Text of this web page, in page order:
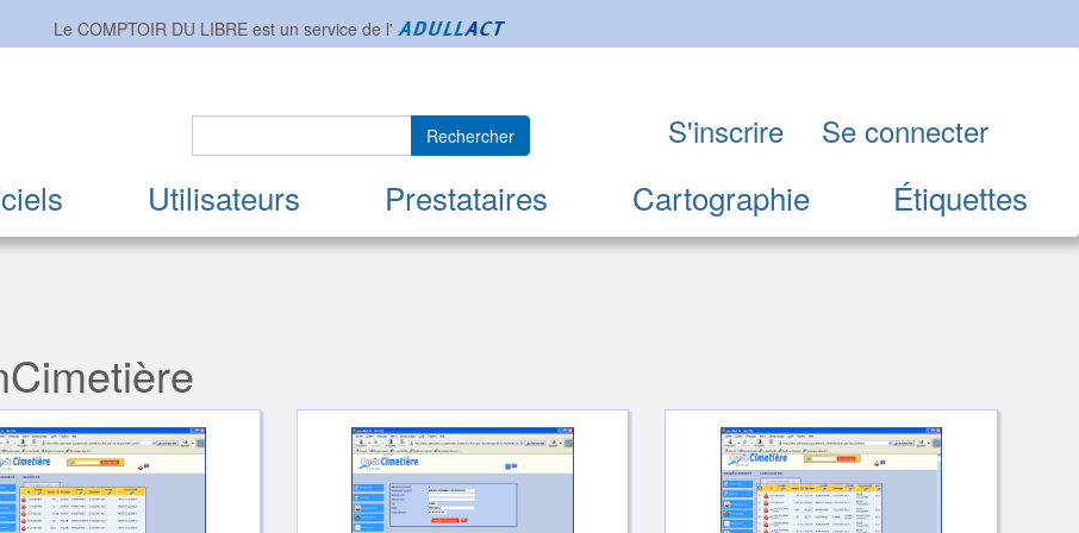
Le COMPTOIR DU LIBRE est un service de l'
Utilisateurs Prestataires Cartographie Étiquettes
Rechercher S'inscrire Se connecter